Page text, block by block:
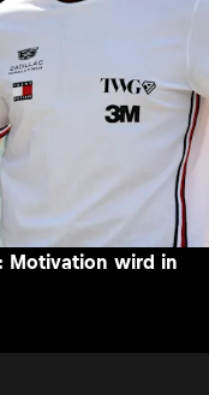
Motivation wird in